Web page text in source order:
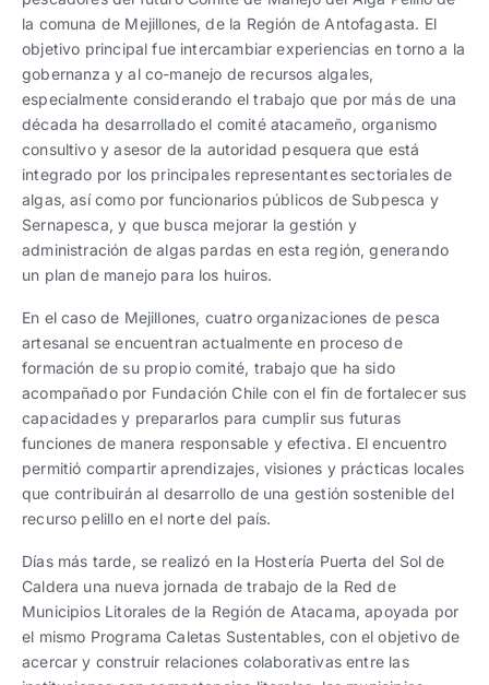
la comuna de Mejillones, de la Región de Antofagasta. El
objetivo principal fue intercambiar experiencias en torno a la
gobernanza y al co-manejo de recursos algales,
especialmente considerando el trabajo que por más de una
década ha desarrollado el comité atacameño, organismo
consultivo y asesor de la autoridad pesquera que está
integrado por los principales representantes sectoriales de
algas, así como por funcionarios públicos de Subpesca y
Sernapesca, y que busca mejorar la gestión y
administración de algas pardas en esta región, generando
un plan de manejo para los huiros.
En el caso de Mejillones, cuatro organizaciones de pesca
artesanal se encuentran actualmente en proceso de
formación de su propio comité, trabajo que ha sido
acompañado por Fundación Chile con el fin de fortalecer sus
capacidades y prepararlos para cumplir sus futuras
funciones de manera responsable y efectiva. El encuentro
permitió compartir aprendizajes, visiones y prácticas locales
que contribuirán al desarrollo de una gestión sostenible del
recurso pelillo en el norte del país.
Días más tarde, se realizó en la Hostería Puerta del Sol de
Caldera una nueva jornada de trabajo de la Red de
Municipios Litorales de la Región de Atacama, apoyada por
el mismo Programa Caletas Sustentables, con el objetivo de
acercar y construir relaciones colaborativas entre las